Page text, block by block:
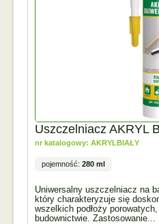
Uszczelniacz AKRYL
nr katalogowy: AKRYLBIAŁY
pojemność: 280 ml
Uniwersalny uszczelniacz na
który charakteryzuje się
wszelkich podłoży
budownictwie. Zastosowanie...